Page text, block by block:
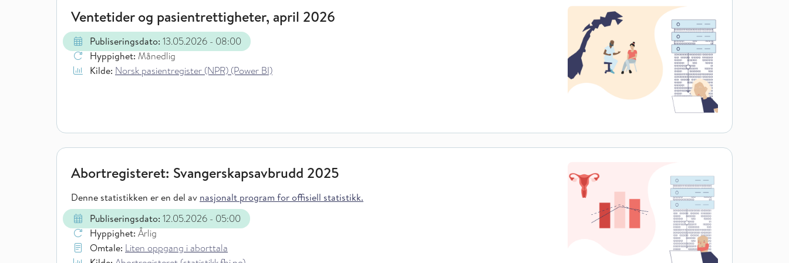
Ventetider og pasientrettigheter, april 2026
Publiseringsdato: 13.05.2026 - 08:00
Hyppighet: Månedlig
Kilde: Norsk pasientregister (NPR) (Power BI)
Abortregisteret: Svangerskapsavbrudd 2025
Denne statistikken er en del av nasjonalt program for offisiell statistikk.
Publiseringsdato: 12.05.2026 - 05:00
Hyppighet: Årlig
Omtale: Liten oppgang i aborttala